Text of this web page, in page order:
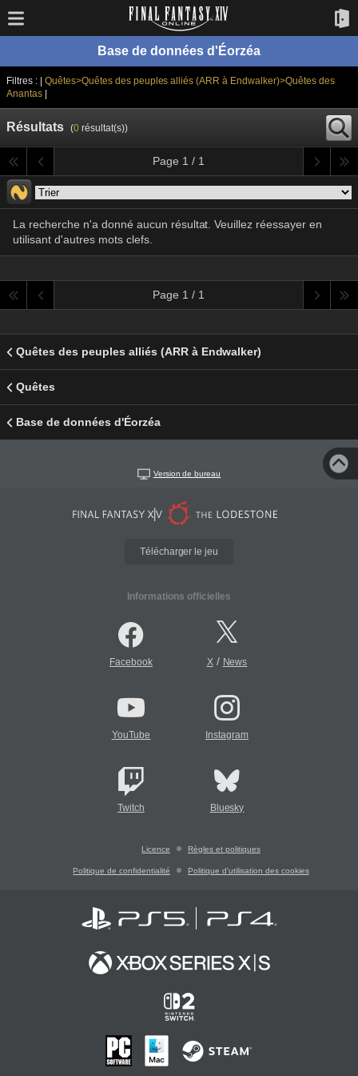
Base de données d'Éorzéa
Filtres : | Quêtes>Quêtes des peuples alliés (ARR à Endwalker)>Quêtes des
Anantas|
Résultats (0résultat(s))
Page 1 / 1
La recherche n'a donné aucun résultat. Veuillez réessayer en
utilisant d'autres mots clefs.
Page 1 / 1
Quêtes des peuples alliés (ARR à Endwalker)
Quêtes
Base de données d'Éorzéa
Version de bureau
Télécharger le jeu
Informations officielles
Facebook X/ News
YouTube Instagram
Twitch Bluesky
Licence Règles et politiques
Politique de confidentialité Politique d'utilisation des cookies